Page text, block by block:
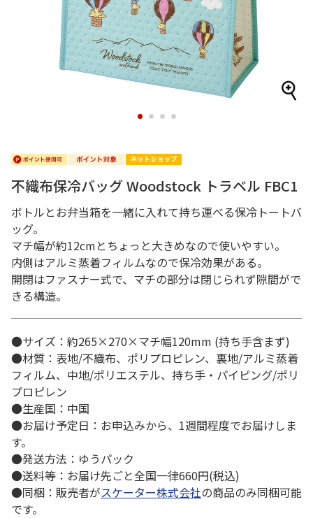
1 2 3 4
不織布保冷バッグ Woodstock トラベル FBC1
ボトルとお弁当箱を一緒に入れて持ち運べる保冷トートバ
ッグ。
マチ幅が約12cmとちょっと大きめなので使いやすい。
内側はアルミ蒸着フィルムなので保冷効果がある。
開閉はファスナー式で、マチの部分は閉じられず隙間がで
きる構造。
●サイズ：約265×270×マチ幅120mm (持ち手含まず)
●材質：表地/不織布、ポリプロピレン、裏地/アルミ蒸着
フィルム、中地/ポリエステル、持ち手・パイピング/ポリ
プロピレン
●生産国：中国
●お届け予定日：お申込みから、1週間程度でお届けしま
す。
●発送方法：ゆうパック
●送料等：お届け先ごと全国一律660円(税込)
●同梱：販売者がスケーター株式会社の商品のみ同梱可能
です。